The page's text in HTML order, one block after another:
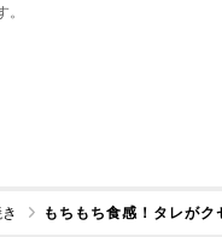
もちもち食感！タレが